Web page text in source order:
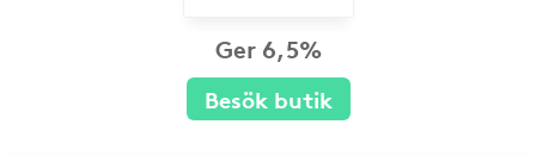
Ger 6,5%
Besök butik